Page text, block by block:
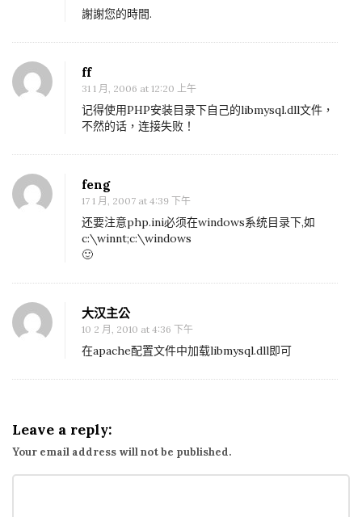
謝謝您的時間.
ff
31 1 月, 2006 at 12:20 上午
记得使用PHP安装目录下自己的libmysql.dll文件，
不然的话，连接失败！
feng
17 1 月, 2007 at 4:39 下午
还要注意php.ini必须在windows系统目录下,如
c:\winnt;c:\windows
🙂
大汉主公
10 2 月, 2010 at 4:36 下午
在apache配置文件中加载libmysql.dll即可
Leave a reply:
Your email address will not be published.